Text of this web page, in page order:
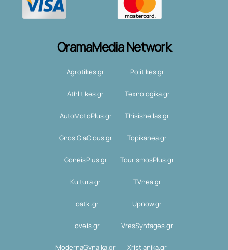
OramaMedia Network
Agrotikes.gr Politikes.gr
Athlitikes.gr Texnologika.gr
AutoMotoPlus.gr Thisishellas.gr
GnosiGiaOlous.gr Topikanea.gr
GoneisPlus.gr TourismosPlus.gr
Kultura.gr TVnea.gr
Loatki.gr Upnow.gr
Loveis.gr VresSyntages.gr
ModernaGynaika.gr Xristianika.gr